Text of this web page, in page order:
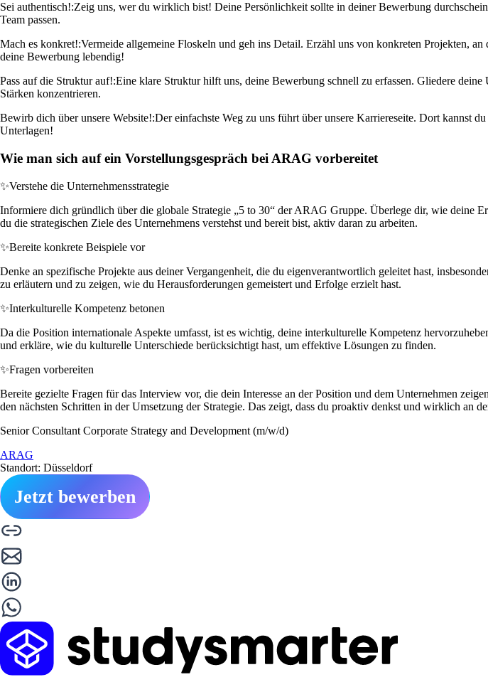
Sei authentisch!:Zeig uns, wer du wirklich bist! Deine Persönlichkeit sollte in deiner Bewerbung
Team passen.
Mach es konkret!:Vermeide allgemeine Floskeln und geh ins Detail. Erzähl uns von konkreten Projekten,
deine Bewerbung lebendig!
Pass auf die Struktur auf!:Eine klare Struktur hilft uns, deine Bewerbung schnell zu erfassen. Gliedere
Stärken konzentrieren.
Bewirb dich über unsere Website!:Der einfachste Weg zu uns führt über unsere Karriereseite. Dort kannst
Unterlagen!
Wie man sich auf ein Vorstellungsgespräch bei ARAG vorbereitet
✨Verstehe die Unternehmensstrategie
Informiere dich gründlich über die globale Strategie „5 to 30“ der ARAG Gruppe. Überlege dir, wie deine
du die strategischen Ziele des Unternehmens verstehst und bereit bist, aktiv daran zu arbeiten.
✨Bereite konkrete Beispiele vor
Denke an spezifische Projekte aus deiner Vergangenheit, die du eigenverantwortlich geleitet hast,
zu erläutern und zu zeigen, wie du Herausforderungen gemeistert und Erfolge erzielt hast.
✨Interkulturelle Kompetenz betonen
Da die Position internationale Aspekte umfasst, ist es wichtig, deine interkulturelle Kompetenz
und erkläre, wie du kulturelle Unterschiede berücksichtigt hast, um effektive Lösungen zu finden.
✨Fragen vorbereiten
Bereite gezielte Fragen für das Interview vor, die dein Interesse an der Position und dem Unternehmen
den nächsten Schritten in der Umsetzung der Strategie. Das zeigt, dass du proaktiv denkst und wirklich an
Senior Consultant Corporate Strategy and Development (m/w/d)
ARAG
Standort: Düsseldorf
Jetzt bewerben